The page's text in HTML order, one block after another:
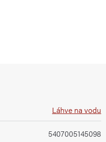
Láhve na vodu
5407005145098